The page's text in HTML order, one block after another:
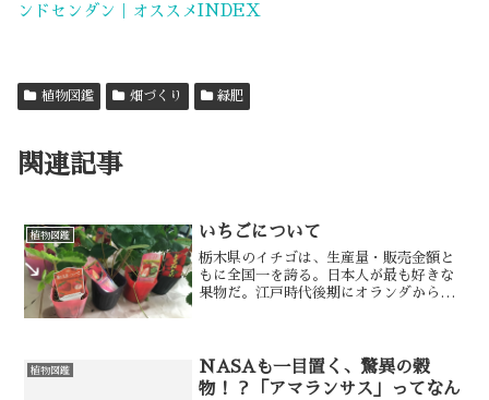
ンドセンダン｜オススメINDEX
植物図鑑 畑づくり 緑肥
関連記事
植物図鑑 いちごについて
栃木県のイチゴは、生産量・販売金額と
もに全国一を誇る。日本人が最も好きな
果物だ。江戸時代後期にオランダから長
出されたから栄えた。県内...
植物図鑑
NASAも一目置く、驚異の穀
物！？「アマランサス」ってなん